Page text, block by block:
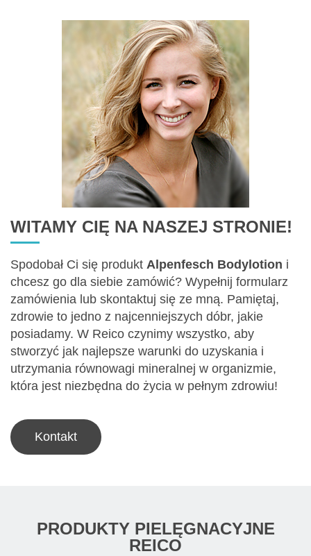
WITAMY CIĘ NA NASZEJ STRONIE!
Spodobał Ci się produkt Alpenfesch Bodylotion i
chcesz go dla siebie zamówić? Wypełnij formularz
zamówienia lub skontaktuj się ze mną. Pamiętaj,
zdrowie to jedno z najcenniejszych dóbr, jakie
posiadamy. W Reico czynimy wszystko, aby
stworzyć jak najlepsze warunki do uzyskania i
utrzymania równowagi mineralnej w organizmie,
która jest niezbędna do życia w pełnym zdrowiu!
Kontakt
PRODUKTY PIELĘGNACYJNE
REICO